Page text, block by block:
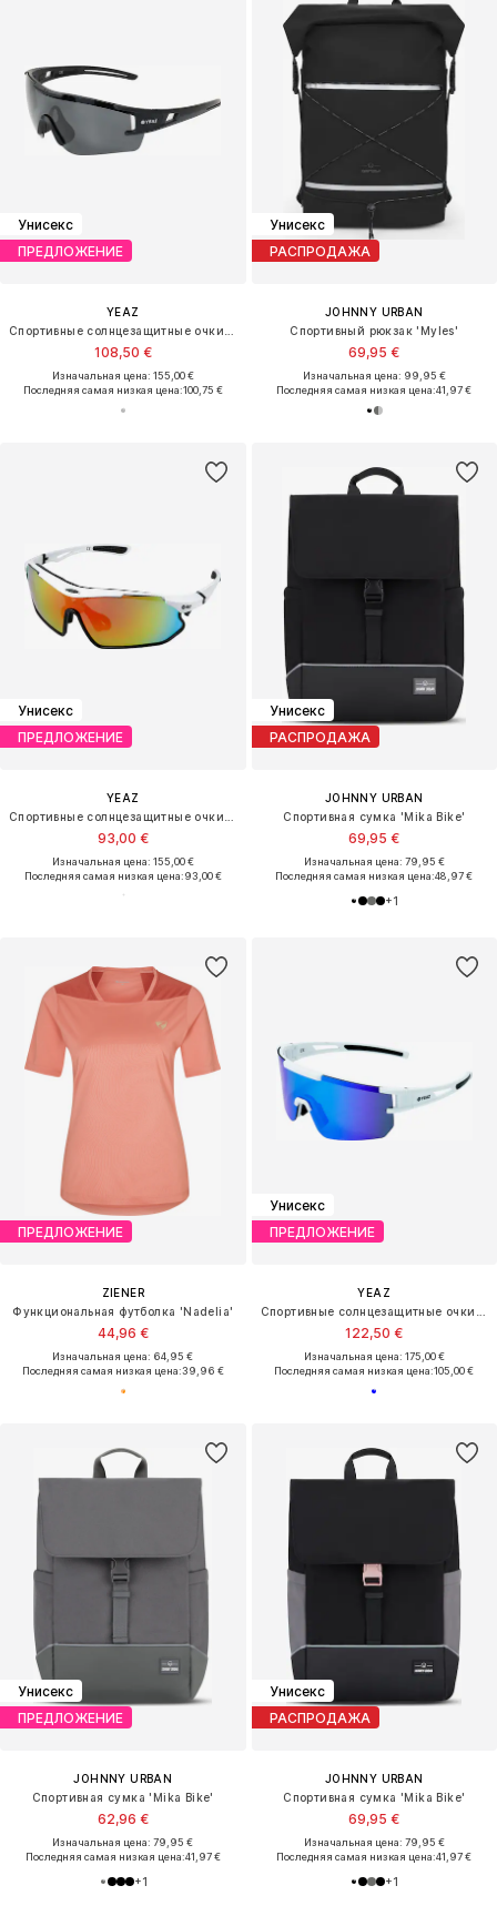
Унисекс
ПРЕДЛОЖЕНИЕ
YEAZ
108,50 €
Изначальная цена: 155,00 €
Последняя самая низкая цена:100,75 €
Унисекс
РАСПРОДАЖА
JOHNNY URBAN
Спортивный рюкзак 'Myles'
69,95 €
Изначальная цена: 99,95 €
Последняя самая низкая цена:41,97 €
Унисекс
ПРЕДЛОЖЕНИЕ
YEAZ
93,00 €
Изначальная цена: 155,00 €
Последняя самая низкая цена:93,00 €
Унисекс
РАСПРОДАЖА
JOHNNY URBAN
Спортивная сумка 'Mika Bike'
69,95 €
Изначальная цена: 79,95 €
Последняя самая низкая цена:48,97 €
+1
ПРЕДЛОЖЕНИЕ
ZIENER
Функциональная футболка 'Nadelia'
44,96 €
Изначальная цена: 64,95 €
Последняя самая низкая цена:39,96 €
Унисекс
ПРЕДЛОЖЕНИЕ
YEAZ
122,50 €
Изначальная цена: 175,00 €
Последняя самая низкая цена:105,00 €
Унисекс
ПРЕДЛОЖЕНИЕ
JOHNNY URBAN
Спортивная сумка 'Mika Bike'
62,96 €
Изначальная цена: 79,95 €
Последняя самая низкая цена:41,97 €
+1
Унисекс
РАСПРОДАЖА
JOHNNY URBAN
Спортивная сумка 'Mika Bike'
69,95 €
Изначальная цена: 79,95 €
Последняя самая низкая цена:41,97 €
+1